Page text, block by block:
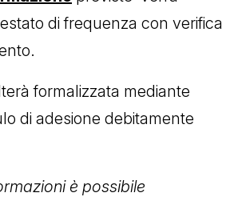
di frequenza con verifica
formalizzata mediante
di adesione debitamente
è possibile